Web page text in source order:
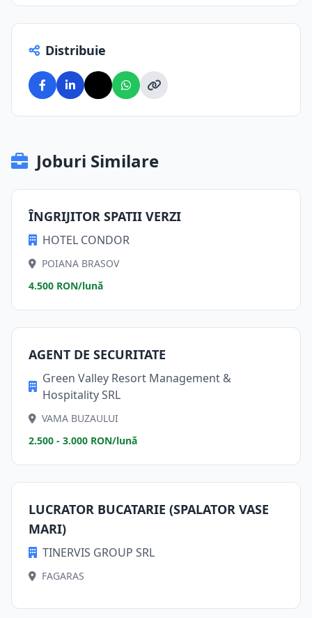
Distribuie
Joburi Similare
ÎNGRIJITOR SPATII VERZI
HOTEL CONDOR
POIANA BRASOV
4.500 RON/lună
AGENT DE SECURITATE
Green Valley Resort Management &
Hospitality SRL
VAMA BUZAULUI
2.500 - 3.000 RON/lună
LUCRATOR BUCATARIE (SPALATOR VASE
MARI)
TINERVIS GROUP SRL
FAGARAS